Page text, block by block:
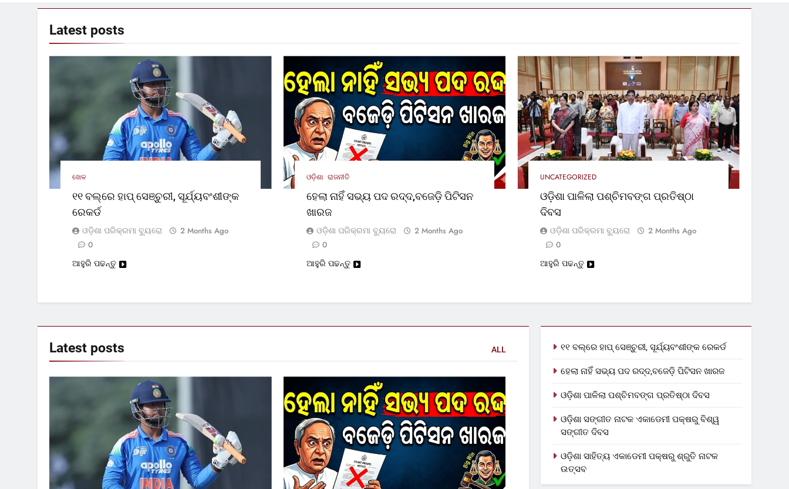
Latest posts
ଖେଳ
୧୧ ବଲ୍‌ରେ ହାପ୍ ସେଞ୍ଚୁରୀ, ସୂର୍ଯ୍ୟବଂଶୀଙ୍କ
ରେକର୍ଡ
ଓଡ଼ିଶା ପରିକ୍ରମା ବ୍ୟୁରୋ
2 Months Ago
0
ଆହୁରି ପଢନ୍ତୁ
ଓଡ଼ିଶା ରାଜନୀତି
ହେଲା ନାହିଁ ସଭ୍ୟ ପଦ ରଦ୍ଦ,ବଜେଡ଼ି ପିଟିସନ
ଖାରଜ
ଓଡ଼ିଶା ପରିକ୍ରମା ବ୍ୟୁରୋ
2 Months Ago
0
ଆହୁରି ପଢନ୍ତୁ
UNCATEGORIZED
ଓଡ଼ିଶା ପାଳିଲା ପଶ୍ଚିମବଙ୍ଗ ପ୍ରତିଷ୍ଠା
ଦିବସ
ଓଡ଼ିଶା ପରିକ୍ରମା ବ୍ୟୁରୋ
2 Months Ago
0
ଆହୁରି ପଢନ୍ତୁ
Latest posts ALL ୧୧ ବଲ୍‌ରେ ହାପ୍ ସେଞ୍ଚୁରୀ, ସୂର୍ଯ୍ୟବଂଶୀଙ୍କ ରେକର୍ଡ
ହେଲା ନାହିଁ ସଭ୍ୟ ପଦ ରଦ୍ଦ,ବଜେଡ଼ି ପିଟିସନ ଖାରଜ
ଓଡ଼ିଶା ପାଳିଲା ପଶ୍ଚିମବଙ୍ଗ ପ୍ରତିଷ୍ଠା ଦିବସ
ଓଡ଼ିଶା ସଙ୍ଗୀତ ନାଟକ ଏକାଡେମୀ ପକ୍ଷରୁ ବିଶ୍ୱ
ସଙ୍ଗୀତ ଦିବସ
ଓଡ଼ିଶା ସାହିତ୍ୟ ଏକାଡେମୀ ପକ୍ଷରୁ ଶ୍ରୁତି ନାଟକ
ଉତ୍ସବ